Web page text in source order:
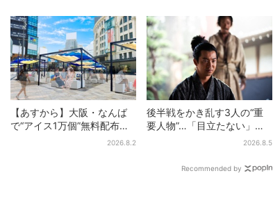
その正体とは？
【あすから】大阪・なんば
で“アイス1万個”無料配布…2
日間限定で、ロッテの人気
2026.8.2
後半戦をかき乱す3人の“重
要人物”…「目立たない」主
人公・仲野太賀も、モブキ
2026.8.5
Recommended by